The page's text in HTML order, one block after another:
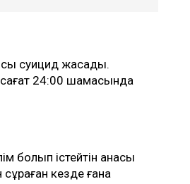
суицид жасады.
сағат 24:00 шамасында
болып істейтін анасы
кезде ғана